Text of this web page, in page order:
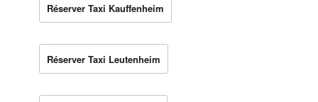
Réserver Taxi Kauffenheim
Réserver Taxi Leutenheim